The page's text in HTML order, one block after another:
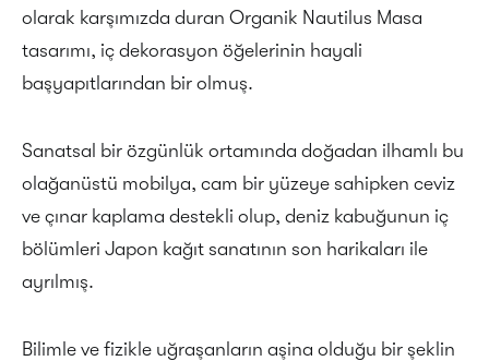
olarak karşımızda duran Organik Nautilus Masa
tasarımı, iç dekorasyon öğelerinin hayali
başyapıtlarından bir olmuş.
Sanatsal bir özgünlük ortamında doğadan ilhamlı bu
olağanüstü mobilya, cam bir yüzeye sahipken ceviz
ve çınar kaplama destekli olup, deniz kabuğunun iç
bölümleri Japon kağıt sanatının son harikaları ile
ayrılmış.
Bilimle ve fizikle uğraşanların aşina olduğu bir şeklin